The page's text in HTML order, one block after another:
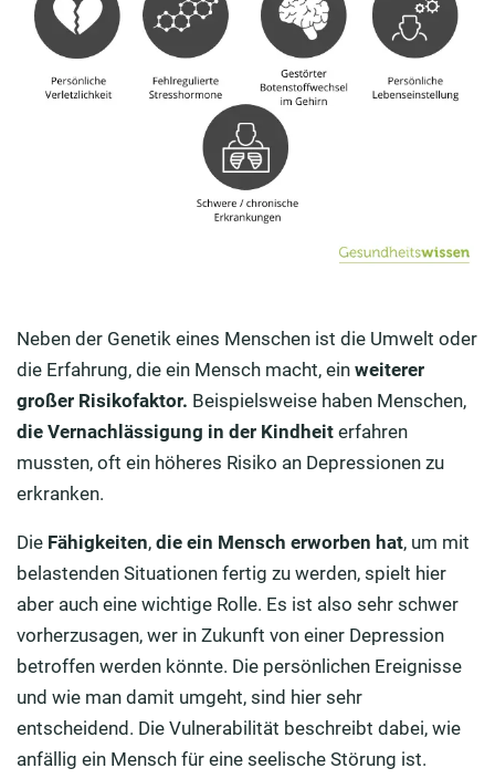
Neben der Genetik eines Menschen ist die Umwelt oder
die Erfahrung, die ein Mensch macht, ein weiterer
großer Risikofaktor. Beispielsweise haben Menschen,
die Vernachlässigung in der Kindheit erfahren
mussten, oft ein höheres Risiko an Depressionen zu
erkranken.
Die Fähigkeiten, die ein Mensch erworben hat, um mit
belastenden Situationen fertig zu werden, spielt hier
aber auch eine wichtige Rolle. Es ist also sehr schwer
vorherzusagen, wer in Zukunft von einer Depression
betroffen werden könnte. Die persönlichen Ereignisse
und wie man damit umgeht, sind hier sehr
entscheidend. Die Vulnerabilität beschreibt dabei, wie
anfällig ein Mensch für eine seelische Störung ist.